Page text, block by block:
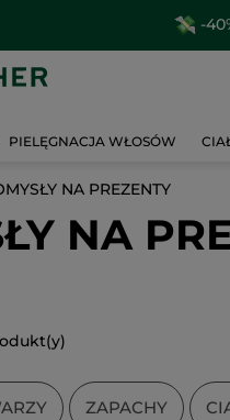
-
PIELĘGNACJA WŁOSÓW
NA PREZENTY
NA
ZAPACHY